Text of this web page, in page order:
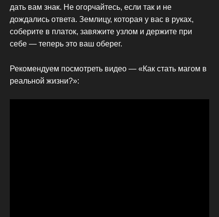
дать вам знак. Не огорчайтесь, если так и не
дождались ответа. Землицу, которая у вас в руках,
соберите в платок, завяжите узлом и держите при
себе — теперь это ваш оберег.
Рекомендуем посмотреть видео — «Как стать магом в
реальной жизни?»: